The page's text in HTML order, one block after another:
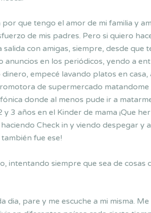
que tengo el amor de mi familia y
de mis padres. Pero si quiero
con amigas, siempre, desde que
en los periódicos, yendo a
empecé lavando platos en casa,
de supermercado
donde al menos pude ir a
3 años en el Kinder de mama ¡Que
Check in y viendo despegar y
fue ese!
intentando siempre que sea de cosas
pare y me escuche a mi­ misma.